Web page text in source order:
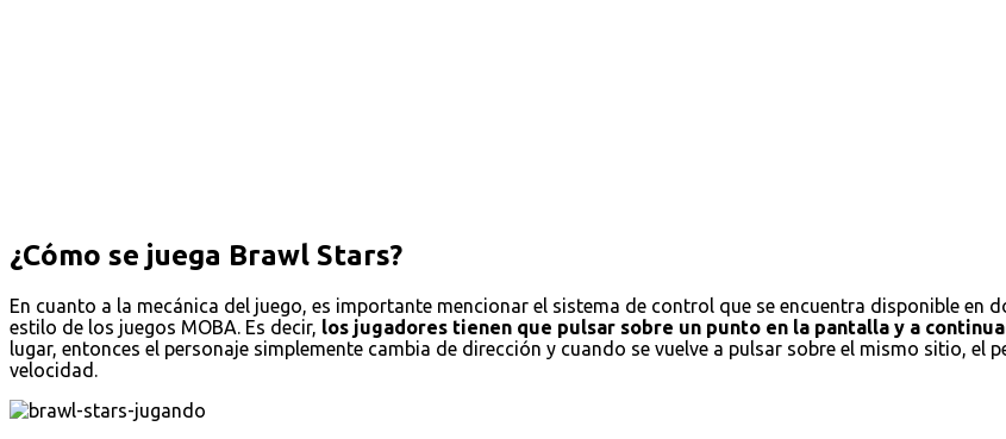
¿Cómo se juega Brawl Stars?
En cuanto a la mecánica del juego, es importante mencionar el sistema de control que se encuentra disponible en
estilo de los juegos MOBA. Es decir, los jugadores tienen que pulsar sobre un punto en la pantalla y a
lugar, entonces el personaje simplemente cambia de dirección y cuando se vuelve a pulsar sobre el mismo sitio, el
velocidad.